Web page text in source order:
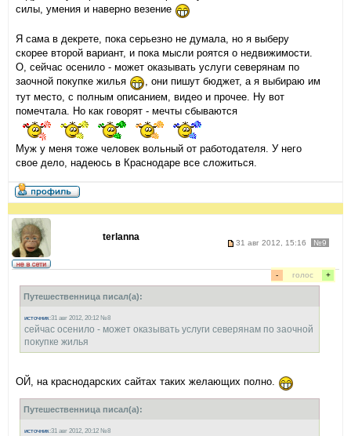
силы, умения и наверно везение
Я сама в декрете, пока серьезно не думала, но я выберу
скорее второй вариант, и пока мысли роятся о недвижимости.
О, сейчас осенило - может оказывать услуги северянам по
заочной покупке жилья
, они пишут бюджет, а я выбираю им
тут место, с полным описанием, видео и прочее. Ну вот
помечтала. Но как говорят - мечты сбываются
Муж у меня тоже человек вольный от работодателя. У него
свое дело, надеюсь в Краснодаре все сложиться.
terlanna
31 авг 2012, 15:16 №9
- голос +
Путешественница писал(а):
источник:31 авг 2012, 20:12 №8
сейчас осенило - может оказывать услуги северянам по заочной
покупке жилья
ОЙ, на краснодарских сайтах таких желающих полно.
Путешественница писал(а):
источник:31 авг 2012, 20:12 №8